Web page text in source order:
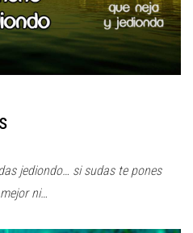
jediondo… si sudas te pones
ni…